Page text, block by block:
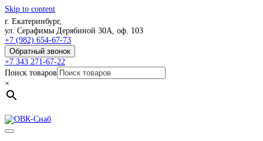
Skip to content
г. Екатеринбург,
ул. Серафимы Дерябиной 30А, оф. 103
+7 (982) 654-67-73
Обратный звонок
+7 343 271-67-22
Поиск товаров
×